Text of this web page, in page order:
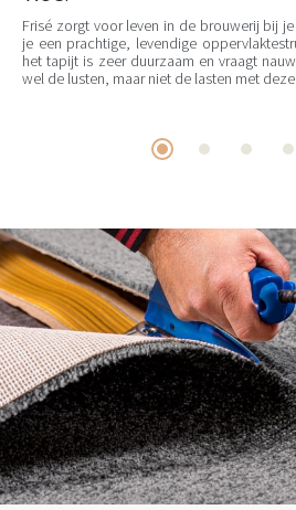
Frisé zorgt voor leven in de brouwerij bij
je een prachtige, levendige
het tapijt is zeer duurzaam en vraagt
wel de lusten, maar niet de lasten met